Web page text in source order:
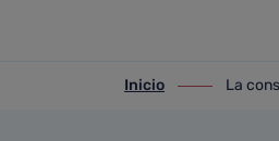
ir-a inicio
Inicio
ir-a La
La